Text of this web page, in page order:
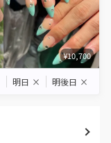
¥10,700
明日 × 明後日 ×